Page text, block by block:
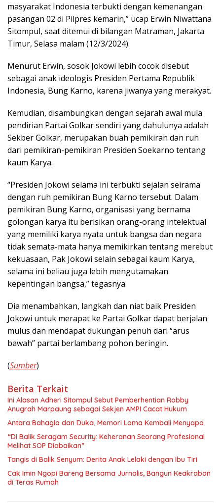
masyarakat Indonesia terbukti dengan kemenangan
pasangan 02 di Pilpres kemarin,” ucap Erwin Niwattana
Sitompul, saat ditemui di bilangan Matraman, Jakarta
Timur, Selasa malam (12/3/2024).
Menurut Erwin, sosok Jokowi lebih cocok disebut
sebagai anak ideologis Presiden Pertama Republik
Indonesia, Bung Karno, karena jiwanya yang merakyat.
Kemudian, disambungkan dengan sejarah awal mula
pendirian Partai Golkar sendiri yang dahulunya adalah
Sekber Golkar, merupakan buah pemikiran dan ruh
dari pemikiran-pemikiran Presiden Soekarno tentang
kaum Karya.
“Presiden Jokowi selama ini terbukti sejalan seirama
dengan ruh pemikiran Bung Karno tersebut. Dalam
pemikiran Bung Karno, organisasi yang bernama
golongan karya itu berisikan orang-orang intelektual
yang memiliki karya nyata untuk bangsa dan negara
tidak semata-mata hanya memikirkan tentang merebut
kekuasaan, Pak Jokowi selain sebagai kaum Karya,
selama ini beliau juga lebih mengutamakan
kepentingan bangsa,” tegasnya.
Dia menambahkan, langkah dan niat baik Presiden
Jokowi untuk merapat ke Partai Golkar dapat berjalan
mulus dan mendapat dukungan penuh dari “arus
bawah” partai berlambang pohon beringin.
(Sumber)
Berita Terkait
Ini Alasan Adheri Sitompul Sebut Pemberhentian Robby
Anugrah Marpaung sebagai Sekjen AMPI Cacat Hukum
Antara Bahagia dan Duka, Memori Lama Kembali Menyapa
“Di Balik Seragam Security: Keheranan Seorang Profesional
Melihat SOP Diabaikan”
Tangis di Balik Senyum: Derita Anak Lelaki dengan Ibu Tiri
Cak Imin Ngopi Bareng Bersama Jurnalis, Bangun Keakraban
di Teras Rumah